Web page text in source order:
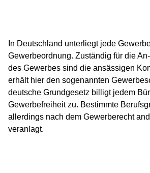
In Deutschland unterliegt jede
Gewerbeordnung. Zuständig für die
des Gewerbes sind die ansässigen
erhält hier den sogenannten
deutsche Grundgesetz billigt jedem
Gewerbefreiheit zu. Bestimmte
allerdings nach dem Gewerberecht
veranlagt.